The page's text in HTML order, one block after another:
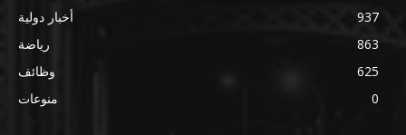
أخبار دولية
937
رياضة
863
وظائف
625
منوعات
0